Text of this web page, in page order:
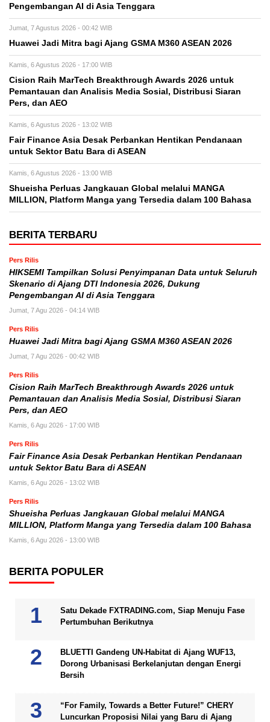
Pengembangan AI di Asia Tenggara
Jumat, 7 Agustus 2026 - 00:42 WIB
Huawei Jadi Mitra bagi Ajang GSMA M360 ASEAN 2026
Kamis, 6 Agustus 2026 - 17:00 WIB
Cision Raih MarTech Breakthrough Awards 2026 untuk
Pemantauan dan Analisis Media Sosial, Distribusi Siaran
Pers, dan AEO
Kamis, 6 Agustus 2026 - 13:02 WIB
Fair Finance Asia Desak Perbankan Hentikan Pendanaan
untuk Sektor Batu Bara di ASEAN
Kamis, 6 Agustus 2026 - 13:00 WIB
Shueisha Perluas Jangkauan Global melalui MANGA
MILLION, Platform Manga yang Tersedia dalam 100 Bahasa
BERITA TERBARU
Pers Rilis
HIKSEMI Tampilkan Solusi Penyimpanan Data untuk Seluruh
Skenario di Ajang DTI Indonesia 2026, Dukung
Pengembangan AI di Asia Tenggara
Jumat, 7 Agu 2026 - 04:14 WIB
Pers Rilis
Huawei Jadi Mitra bagi Ajang GSMA M360 ASEAN 2026
Jumat, 7 Agu 2026 - 00:42 WIB
Pers Rilis
Cision Raih MarTech Breakthrough Awards 2026 untuk
Pemantauan dan Analisis Media Sosial, Distribusi Siaran
Pers, dan AEO
Kamis, 6 Agu 2026 - 17:00 WIB
Pers Rilis
Fair Finance Asia Desak Perbankan Hentikan Pendanaan
untuk Sektor Batu Bara di ASEAN
Kamis, 6 Agu 2026 - 13:02 WIB
Pers Rilis
Shueisha Perluas Jangkauan Global melalui MANGA
MILLION, Platform Manga yang Tersedia dalam 100 Bahasa
Kamis, 6 Agu 2026 - 13:00 WIB
BERITA POPULER
Satu Dekade FXTRADING.com, Siap Menuju Fase
Pertumbuhan Berikutnya
BLUETTI Gandeng UN-Habitat di Ajang WUF13,
Dorong Urbanisasi Berkelanjutan dengan Energi
Bersih
“For Family, Towards a Better Future!” CHERY
Luncurkan Proposisi Nilai yang Baru di Ajang